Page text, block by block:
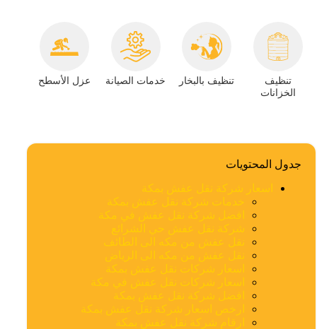
تنظيف
الخزانات
تنظيف بالبخار خدمات الصيانة عزل الأسطح
جدول المحتويات
اسعار شركة نقل عفش بمكة
خدمات شركة نقل عفش بمكة
افضل شركة نقل عفش في مكة
شركة نقل عفش حي الشرائع
نقل عفش من مكه الى الطائف
نقل عفش من مكه الى الرياض
اسعار شركات نقل عفش بمكة
اسعار شركات نقل عفش في مكة
افضل شركة نقل عفش بمكة
ارخص اسعار شركة نقل عفش بمكة
ارقام شركة نقل عفش بمكة